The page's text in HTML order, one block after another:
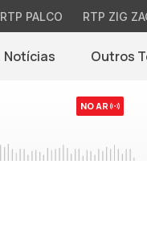
RTP PALCO RTP ZIG
Notícias(abre em nova
Outros
NO AR